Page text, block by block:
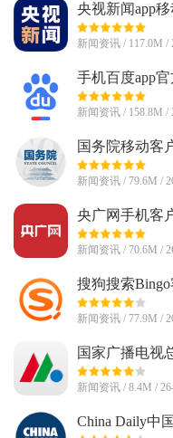
央视新闻app
方最新版
新闻资讯 / 117.0M /
手机百度app
新版
新闻资讯 / 158.8M /
国务院移动客
最新版
新闻资讯 / 79.6M /
央广网手机客
新闻资讯 / 70.6M /
搜狗搜索Bingo
官方版
新闻资讯 / 77.9M /
国家广播电视
版
新闻资讯 / 8.4M /
China Daily中